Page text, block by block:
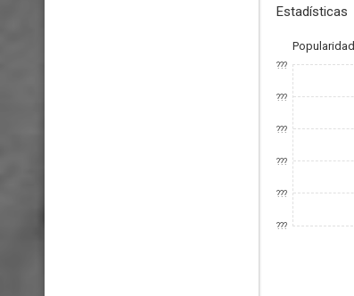
Estadísticas
Popularidad
???
???
???
???
???
???